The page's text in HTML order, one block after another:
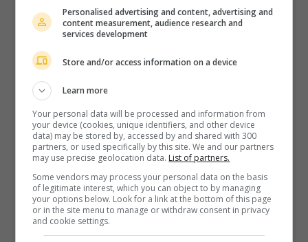
Le Gorille
V.O.: The Gorilla
É.-U. 1939. Comédie Allan Dwan avec les frères Ritz
Anita Louise,Lionel Atwill. Des détectives maladroits
tentent de protéger le seigneur d'un manoir contre des
menaces de mort.
Durée: 66 min.
Personalised advertising and content, advertising and
content measurement, audience research and
services development
Store and/or access information on a device
Learn more
Your personal data will be processed and information from
your device (cookies, unique identifiers, and other device
data) may be stored by, accessed by and shared with 300
partners, or used specifically by this site. We and our partners
may use precise geolocation data. List of partners.
Some vendors may process your personal data on the basis
of legitimate interest, which you can object to by managing
your options below. Look for a link at the bottom of this page
or in the site menu to manage or withdraw consent in privacy
and cookie settings.